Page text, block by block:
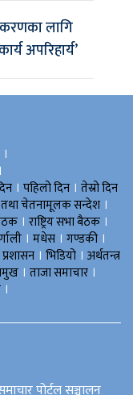
लागि
अपरिहार्य’
।
।
। पहिलो दिन । तेस्रो दिन
चेतनामूलक सन्देश ।
। राष्ट्रिय सभा बैठक ।
। मधेस । गण्डकी ।
प्रशासन । भिडियो । अर्थतन्त्र
। ताजा समाचार ।
।
पोर्टल सञ्चालन